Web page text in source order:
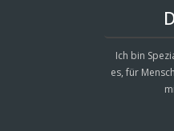
Ich bin
es, für